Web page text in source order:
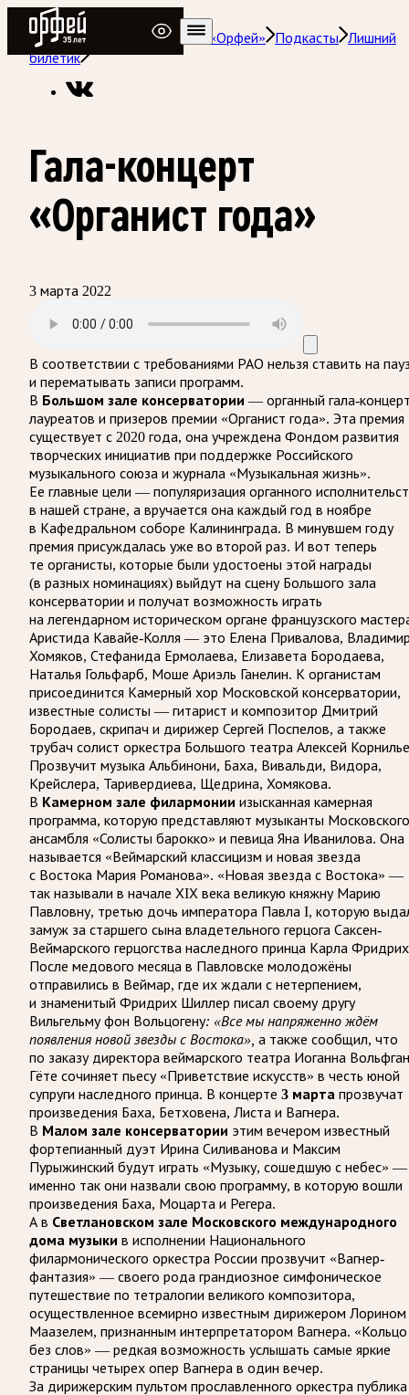
Радио Орфей
Радио классической музыки «Орфей»
Подкасты
Лишний
билетик
Гала-концерт
«Органист года»
3 марта 2022
В соответствии с требованиями РАО нельзя ставить на
и перематывать записи программ.
В Большом зале консерватории — органный гала-
лауреатов и призеров премии «Органист года». Эта премия
существует с 2020 года, она учреждена Фондом развития
творческих инициатив при поддержке Российского
музыкального союза и журнала «Музыкальная жизнь».
Ее главные цели — популяризация органного
в нашей стране, а вручается она каждый год в ноябре
в Кафедральном соборе Калининграда. В минувшем году
премия присуждалась уже во второй раз. И вот теперь
те органисты, которые были удостоены этой награды
(в разных номинациях) выйдут на сцену Большого зала
консерватории и получат возможность играть
на легендарном историческом органе французского
Аристида Кавайе-Колля — это Елена Привалова,
Хомяков, Стефанида Ермолаева, Елизавета Бородаева,
Наталья Гольфарб, Моше Ариэль Ганелин. К органистам
присоединится Камерный хор Московской консерватории,
известные солисты — гитарист и композитор Дмитрий
Бородаев, скрипач и дирижер Сергей Поспелов, а также
трубач солист оркестра Большого театра Алексей
Прозвучит музыка Альбинони, Баха, Вивальди, Видора,
Крейслера, Таривердиева, Щедрина, Хомякова.
В Камерном зале филармонии изысканная камерная
программа, которую представляют музыканты Московского
ансамбля «Солисты барокко» и певица Яна Иванилова. Она
называется «Веймарский классицизм и новая звезда
с Востока Мария Романова». «Новая звезда с Востока» —
так называли в начале ХIХ века великую княжну Марию
Павловну, третью дочь императора Павла I, которую
замуж за старшего сына владетельного герцога Саксен-
Веймарского герцогства наследного принца Карла
После медового месяца в Павловске молодожёны
отправились в Веймар, где их ждали с нетерпением,
и знаменитый Фридрих Шиллер писал своему другу
Вильгельму фон Вольцогену: «Все мы напряженно ждём
появления новой звезды с Востока», а также сообщил, что
по заказу директора веймарского театра Иоганна
Гёте сочиняет пьесу «Приветствие искусств» в честь юной
супруги наследного принца. В концерте 3 марта прозвучат
произведения Баха, Бетховена, Листа и Вагнера.
В Малом зале консерватории этим вечером известный
фортепианный дуэт Ирина Силиванова и Максим
Пурыжинский будут играть «Музыку, сошедшую с небес» —
именно так они назвали свою программу, в которую вошли
произведения Баха, Моцарта и Регера.
А в Светлановском зале Московского международного
дома музыки в исполнении Национального
филармонического оркестра России прозвучит «Вагнер-
фантазия» — своего рода грандиозное симфоническое
путешествие по тетралогии великого композитора,
осуществленное всемирно известным дирижером Лорином
Маазелем, признанным интерпретатором Вагнера. «Кольцо
без слов» — редкая возможность услышать самые яркие
страницы четырех опер Вагнера в один вечер.
За дирижерским пультом прославленного оркестра публика